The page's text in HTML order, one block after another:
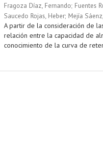
Fragoza Díaz, Fernando; Fuentes
Saucedo Rojas, Heber; Mejía
A partir de la consideración de
relación entre la capacidad de
conocimiento de la curva de